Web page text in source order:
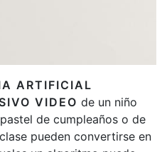
ARTIFICIAL
VIDEO de un niño
de cumpleaños o de
pueden convertirse en